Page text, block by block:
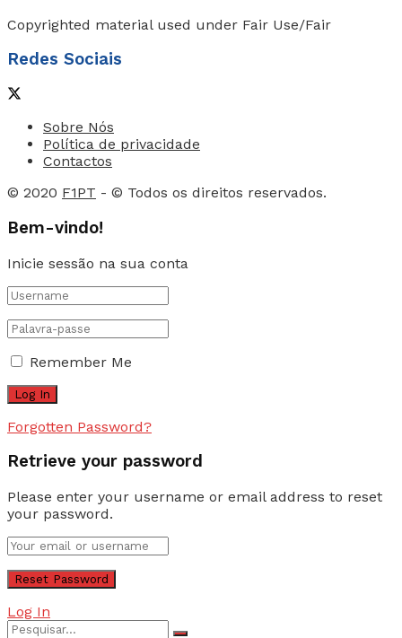
Copyrighted material used under Fair Use/Fair
Redes Sociais
Sobre Nós
Política de privacidade
Contactos
© 2020 F1PT - © Todos os direitos reservados.
Bem-vindo!
Inicie sessão na sua conta
Remember Me
Forgotten Password?
Retrieve your password
Please enter your username or email address to reset
your password.
Log In